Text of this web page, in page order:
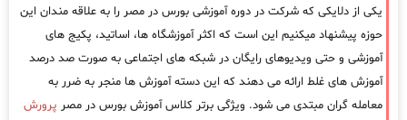
یکی از دلایکی که شرکت در دوره آموزشی بورس در مصر را به علاقه مندان این
حوزه پیشنهاد میکنیم این است که اکثر آموزشگاه ها، اساتید، پکیج های
آموزشی و حتی ویدیوهای رایگان در شبکه های اجتماعی به صورت صد درصد
آموزش های غلط ارائه می دهند که این دسته آموزش ها منجر به ضرر به
معامله گران مبتدی می شود. ویژگی برتر کلاس آموزش بورس در مصر پرورش